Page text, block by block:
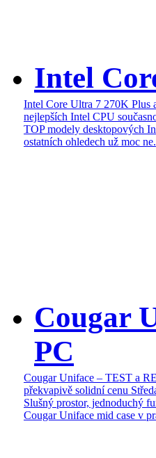
Intel
Intel Core Ultra 7 270K
nejlepších Intel CPU
TOP modely desktopových
ostatních ohledech už moc ne.
Cougar
PC
Cougar Uniface – TEST a
překvapivě solidní cenu
Slušný prostor, jednoduchý
Cougar Uniface mid case v